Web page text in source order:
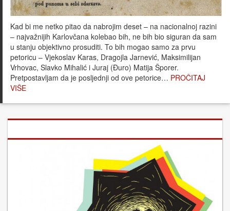
Kad bi me netko pitao da nabrojim deset – na nacionalnoj razini
– najvažnijih Karlovčana kolebao bih, ne bih bio siguran da sam
u stanju objektivno prosuditi. To bih mogao samo za prvu
petoricu – Vjekoslav Karas, Dragojla Jarnević, Maksimilijan
Vrhovac, Slavko Mihalić i Juraj (Đuro) Matija Šporer.
Pretpostavljam da je posljednji od ove petorice… PROČITAJ
VIŠE